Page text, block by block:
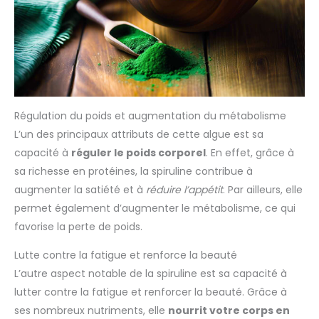
BIOLOGIQUE : boîte refermable
et recyclable de 400
spiruline Biologique de Qualité
Supérieure amoseeds, titrée à
17% de phycocyanine. Produit
non ionisé, 100% pur, vegan,
sans additif, sans
conservateur, sans OGM, sans
pesticide, sans colorant
artificiel, sans lactose, sans
soja et sans gluten. Fabriquée
et analysée en Allemagne.
Conditionnée en France.
arôme ni colorant artificiel. Il est fabriqué en France selon
des protocoles et normes stricts et contrôlés, garantissant
ainsi une qualité irréprochable.
Régulation du poids et augmentation du métabolisme
L’un des principaux attributs de cette algue est sa
capacité à réguler le poids corporel. En effet, grâce à
sa richesse en protéines, la spiruline contribue à
augmenter la satiété et à réduire l’appétit. Par ailleurs, elle
permet également d’augmenter le métabolisme, ce qui
favorise la perte de poids.
Lutte contre la fatigue et renforce la beauté
L’autre aspect notable de la spiruline est sa capacité à
lutter contre la fatigue et renforcer la beauté. Grâce à
ses nombreux nutriments, elle nourrit votre corps en